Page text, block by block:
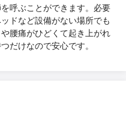
呼ぶことができます。必要
ドなど設備がない場所でも
腰痛がひどくて起き上がれ
だけなので安心です。